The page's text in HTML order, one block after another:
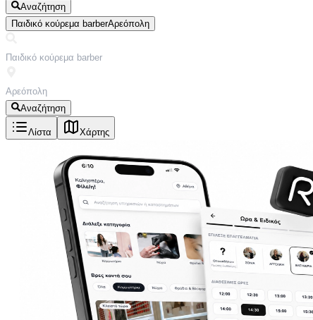
Αναζήτηση
Παιδικό κούρεμα barberΑρεόπολη
Αναζήτηση
Λίστα Χάρτης